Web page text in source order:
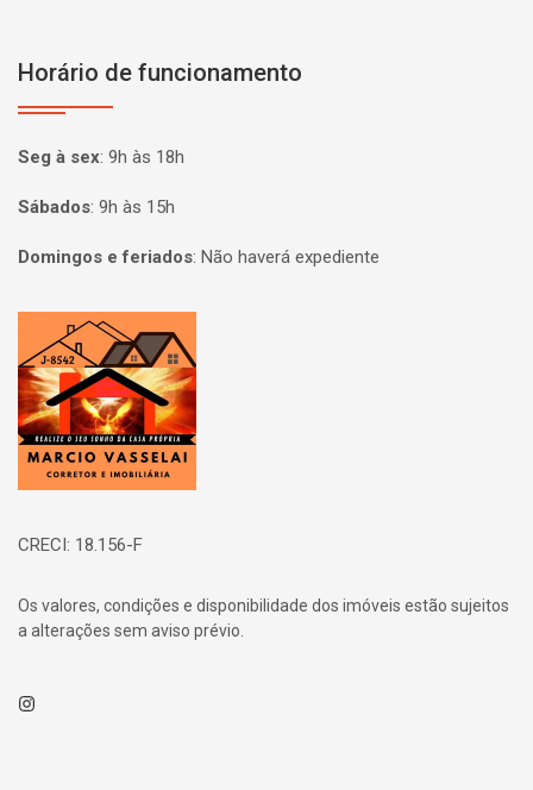
Horário de funcionamento
Seg à sex: 9h às 18h
Sábados: 9h às 15h
Domingos e feriados: Não haverá expediente
Página inicial
CRECI: 18.156-F
Os valores, condições e disponibilidade dos imóveis estão sujeitos
a alterações sem aviso prévio.
Instagram